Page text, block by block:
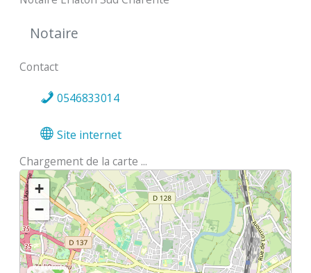
Notaire
Contact
0546833014
Site internet
Chargement de la carte ...
+
−